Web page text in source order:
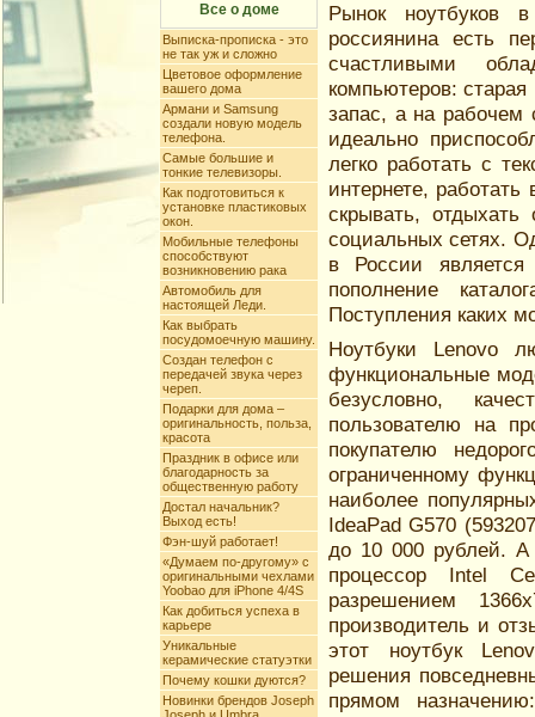
Все о доме
Выписка-прописка - это
не так уж и сложно
Цветовое оформление
вашего дома
Армани и Samsung
создали новую модель
телефона.
Самые большие и
тонкие телевизоры.
Как подготовиться к
установке пластиковых
окон.
Мобильные телефоны
способствуют
возникновению рака
Автомобиль для
настоящей Леди.
Как выбрать
посудомоечную машину.
Создан телефон с
передачей звука через
череп.
Подарки для дома –
оригинальность, польза,
красота
Праздник в офисе или
благодарность за
общественную работу
Достал начальник?
Выход есть!
Фэн-шуй работает!
«Думаем по-другому» c
оригинальными чехлами
Yoobao для iPhone 4/4S
Как добиться успеха в
карьере
Уникальные
керамические статуэтки
Почему кошки дуются?
Новинки брендов Joseph
Рынок ноутбуков
россиянина есть
счастливыми
компьютеров:
запас, а на
идеально
легко работать с
интернете,
скрывать,
социальных сетях.
в России
пополнение
Поступления каких
Ноутбуки Lenovo
функциональные
безусловно,
пользователю на
покупателю
ограниченному
наиболее
IdeaPad G570
до 10 000 рублей. А
процессор Intel
разрешением
производитель и
этот ноутбук
решения
прямом